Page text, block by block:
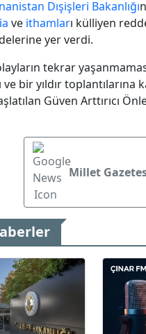
Dışişleri Bakanlığı
ve ithamları külliyen
yer verdi.
tekrar
ve bir yıldır
Güven Arttırıcı
Millet